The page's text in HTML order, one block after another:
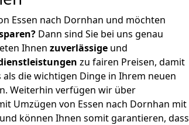
Essen nach Dornhan und möchten
Dann sind Sie bei uns genau
Ihnen zuverlässige und
zu fairen Preisen, damit
die wichtigen Dinge in Ihrem neuen
Weiterhin verfügen wir über
Umzügen von Essen nach Dornhan mit
können Ihnen somit garantieren, dass